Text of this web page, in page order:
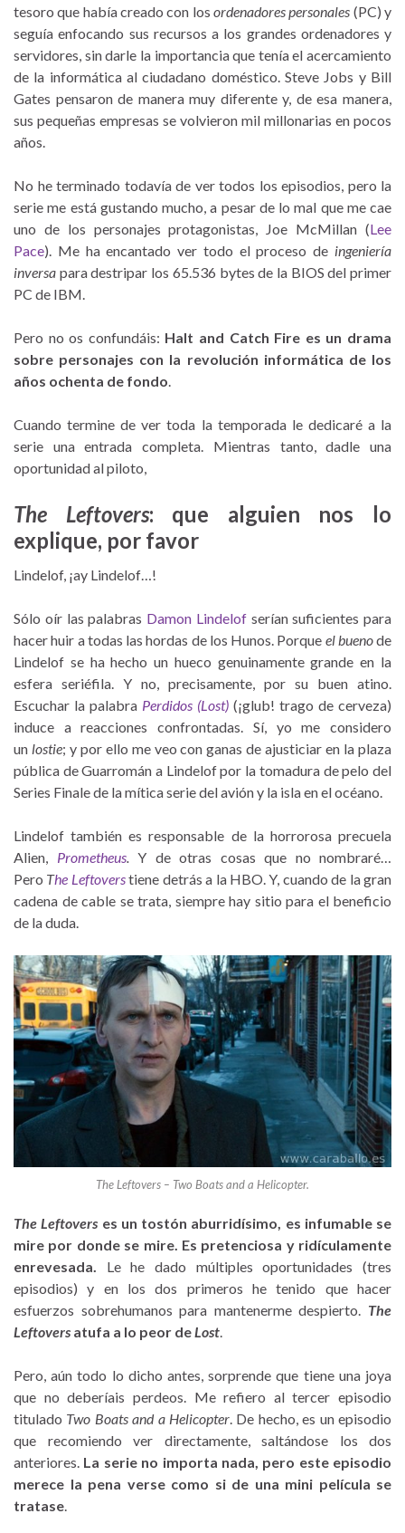
tesoro que había creado con los ordenadores personales (PC) y
seguía enfocando sus recursos a los grandes ordenadores y
servidores, sin darle la importancia que tenía el acercamiento
de la informática al ciudadano doméstico. Steve Jobs y Bill
Gates pensaron de manera muy diferente y, de esa manera,
sus pequeñas empresas se volvieron mil millonarias en pocos
años.
No he terminado todavía de ver todos los episodios, pero la
serie me está gustando mucho, a pesar de lo mal que me cae
uno de los personajes protagonistas, Joe McMillan (Lee
Pace). Me ha encantado ver todo el proceso de ingeniería
inversa para destripar los 65.536 bytes de la BIOS del primer
PC de IBM.
Pero no os confundáis: Halt and Catch Fire es un drama
sobre personajes con la revolución informática de los
años ochenta de fondo.
Cuando termine de ver toda la temporada le dedicaré a la
serie una entrada completa. Mientras tanto, dadle una
oportunidad al piloto,
The Leftovers: que alguien nos lo
explique, por favor
Lindelof, ¡ay Lindelof…!
Sólo oír las palabras Damon Lindelofserían suficientes para
hacer huir a todas las hordas de los Hunos. Porque el buenode
Lindelof se ha hecho un hueco genuinamente grande en la
esfera seriéfila. Y no, precisamente, por su buen atino.
Escuchar la palabra Perdidos (Lost) (¡glub! trago de cerveza)
induce a reacciones confrontadas. Sí, yo me considero
un lostie; y por ello me veo con ganas de ajusticiar en la plaza
pública de Guarromán a Lindelof por la tomadura de pelo del
Series Finale de la mítica serie del avión y la isla en el océano.
Lindelof también es responsable de la horrorosa precuela
Alien, Prometheus.Y de otras cosas que no nombraré…
Pero The Leftoverstiene detrás a la HBO. Y, cuando de la gran
cadena de cable se trata, siempre hay sitio para el beneficio
de la duda.
The Leftovers – Two Boats and a Helicopter.
The Leftovers es un tostón aburridísimo, es infumable se
mire por donde se mire. Es pretenciosa y ridículamente
enrevesada. Le he dado múltiples oportunidades (tres
episodios) y en los dos primeros he tenido que hacer
esfuerzos sobrehumanos para mantenerme despierto. The
Leftovers atufa a lo peor deLost.
Pero, aún todo lo dicho antes, sorprende que tiene una joya
que no deberíais perdeos. Me refiero al tercer episodio
titulado Two Boats and a Helicopter. De hecho, es un episodio
que recomiendo ver directamente, saltándose los dos
anteriores. La serie no importa nada, pero este episodio
merece la pena verse como si de una mini película se
tratase.